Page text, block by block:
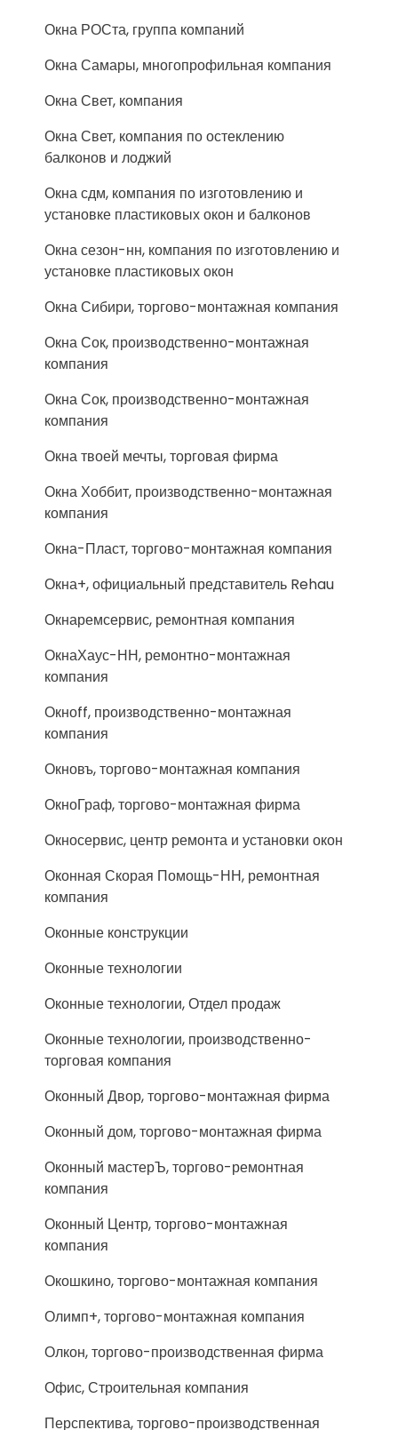
Окна РОСта, группа компаний
Окна Самары, многопрофильная компания
Окна Свет, компания
Окна Свет, компания по остеклению
балконов и лоджий
Окна сдм, компания по изготовлению и
установке пластиковых окон и балконов
Окна сезон-нн, компания по изготовлению и
установке пластиковых окон
Окна Сибири, торгово-монтажная компания
Окна Сок, производственно-монтажная
компания
Окна Сок, производственно-монтажная
компания
Окна твоей мечты, торговая фирма
Окна Хоббит, производственно-монтажная
компания
Окна-Пласт, торгово-монтажная компания
Окна+, официальный представитель Rehau
Окнаремсервис, ремонтная компания
ОкнаХаус-НН, ремонтно-монтажная
компания
Окноff, производственно-монтажная
компания
Окновъ, торгово-монтажная компания
ОкноГраф, торгово-монтажная фирма
Окносервис, центр ремонта и установки окон
Оконная Скорая Помощь-НН, ремонтная
компания
Оконные конструкции
Оконные технологии
Оконные технологии, Отдел продаж
Оконные технологии, производственно-
торговая компания
Оконный Двор, торгово-монтажная фирма
Оконный дом, торгово-монтажная фирма
Оконный мастерЪ, торгово-ремонтная
компания
Оконный Центр, торгово-монтажная
компания
Окошкино, торгово-монтажная компания
Олимп+, торгово-монтажная компания
Олкон, торгово-производственная фирма
Офис, Строительная компания
Перспектива, торгово-производственная